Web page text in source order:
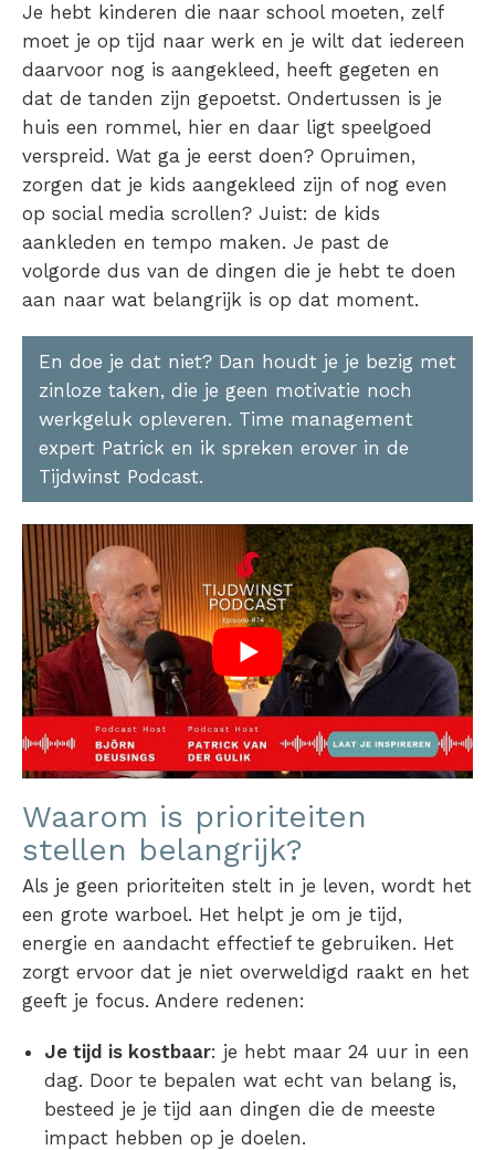
Je hebt kinderen die naar school moeten, zelf
moet je op tijd naar werk en je wilt dat iedereen
daarvoor nog is aangekleed, heeft gegeten en
dat de tanden zijn gepoetst. Ondertussen is je
huis een rommel, hier en daar ligt speelgoed
verspreid. Wat ga je eerst doen? Opruimen,
zorgen dat je kids aangekleed zijn of nog even
op social media scrollen? Juist: de kids
aankleden en tempo maken. Je past de
volgorde dus van de dingen die je hebt te doen
aan naar wat belangrijk is op dat moment.
En doe je dat niet? Dan houdt je je bezig met
zinloze taken, die je geen motivatie noch
werkgeluk opleveren. Time management
expert Patrick en ik spreken erover in de
Tijdwinst Podcast.
Waarom is prioriteiten
stellen belangrijk?
Als je geen prioriteiten stelt in je leven, wordt het
een grote warboel. Het helpt je om je tijd,
energie en aandacht effectief te gebruiken. Het
zorgt ervoor dat je niet overweldigd raakt en het
geeft je focus. Andere redenen:
Je tijd is kostbaar: je hebt maar 24 uur in een
dag. Door te bepalen wat echt van belang is,
besteed je je tijd aan dingen die de meeste
impact hebben op je doelen.